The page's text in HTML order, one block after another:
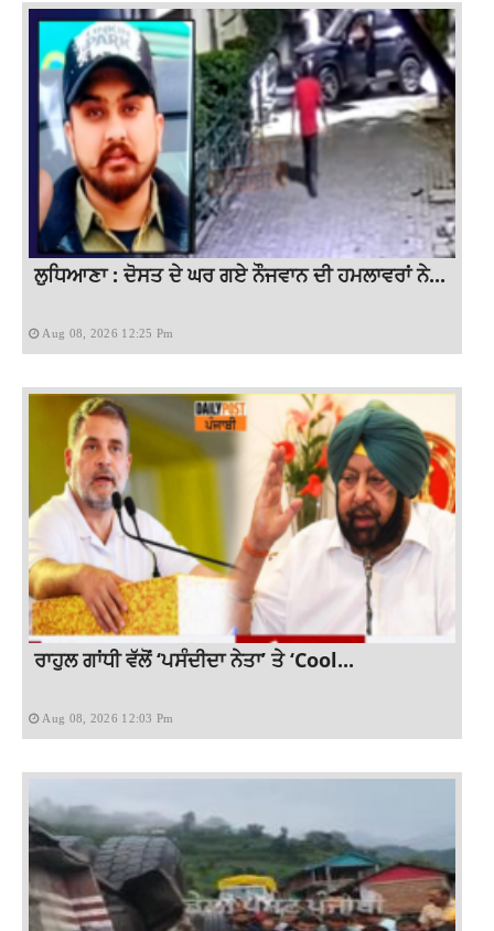
ਲੁਧਿਆਣਾ : ਦੋਸਤ ਦੇ ਘਰ ਗਏ ਨੌਜਵਾਨ ਦੀ ਹਮਲਾਵਰਾਂ ਨੇ...
Aug 08, 2026 12:25 Pm
ਰਾਹੁਲ ਗਾਂਧੀ ਵੱਲੋਂ ‘ਪਸੰਦੀਦਾ ਨੇਤਾ’ ਤੇ ‘Cool...
Aug 08, 2026 12:03 Pm